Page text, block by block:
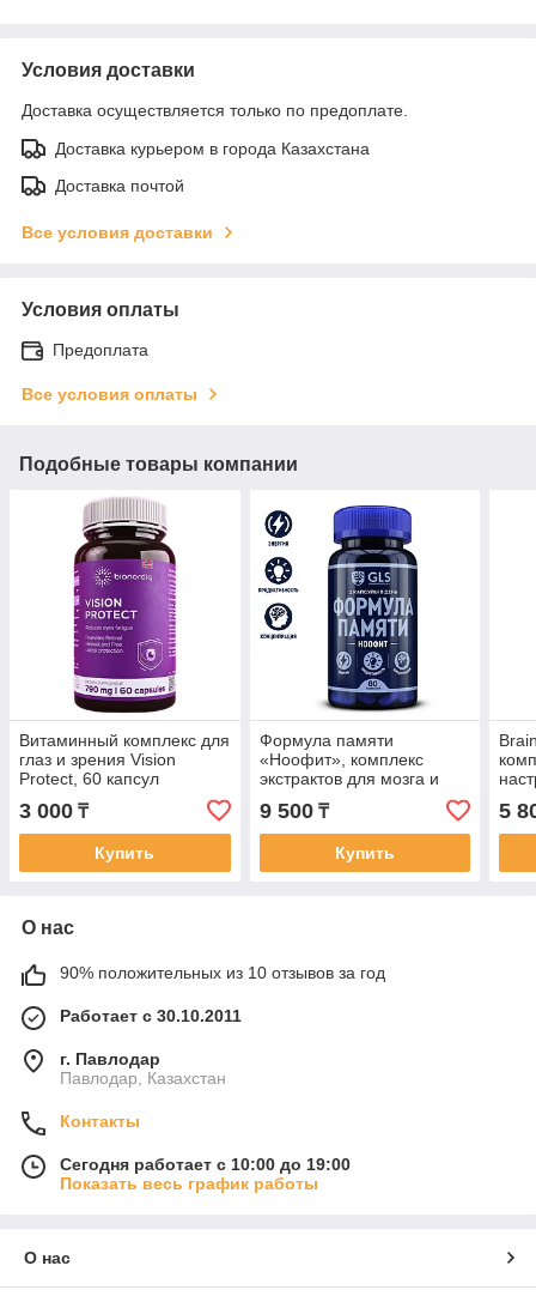
Условия доставки
Доставка осуществляется только по предоплате.
Доставка курьером в города Казахстана
Доставка почтой
Все условия доставки
Условия оплаты
Предоплата
Все условия оплаты
Подобные товары компании
Витаминный комплекс для
глаз и зрения Vision
Protect, 60 капсул
3 000 ₸
Купить
Формула памяти
«Ноофит», комплекс
экстрактов для мозга и
нервной системы, 60
капсул
9 500₸
Купить
5
О нас
90% положительных из 10 отзывов за год
Работает с 30.10.2011
г. Павлодар
Павлодар, Казахстан
Контакты
Сегодня работает с 10:00 до 19:00
Показать весь график работы
О нас